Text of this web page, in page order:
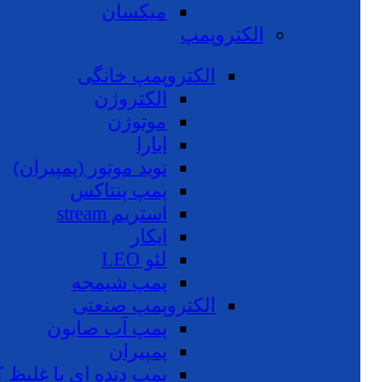
میکسان
الکتروپمپ
الکتروپمپ خانگی
الکتروژن
موتوژن
ابارا
نوید موتور (پمپیران)
پمپ پنتاکس
استریم stream
ایکار
لئو LEO
پمپ شیمجه
الکتروپمپ صنعتی
پمپ آب صابون
پمپیران
پمپ دنده ای یا